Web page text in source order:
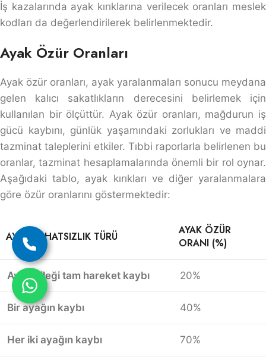
İş kazalarında ayak kırıklarına verilecek oranları meslek
kodları da değerlendirilerek belirlenmektedir.
Ayak Özür Oranları
Ayak özür oranları, ayak yaralanmaları sonucu meydana
gelen kalıcı sakatlıkların derecesini belirlemek için
kullanılan bir ölçüttür. Ayak özür oranları, mağdurun iş
gücü kaybını, günlük yaşamındaki zorlukları ve maddi
tazminat taleplerini etkiler. Tıbbi raporlarla belirlenen bu
oranlar, tazminat hesaplamalarında önemli bir rol oynar.
Aşağıdaki tablo, ayak kırıkları ve diğer yaralanmalara
göre özür oranlarını göstermektedir:
AYAK RAHATSIZLIK TÜRÜ
AYAK ÖZÜR
ORANI (%)
Ayak bileği tam hareket kaybı 20%
Bir ayağın kaybı 40%
Her iki ayağın kaybı 70%